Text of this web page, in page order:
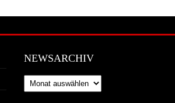
NEWSARCHIV
Newsarchiv